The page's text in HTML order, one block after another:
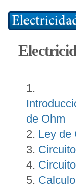
de Ohm
Ley de